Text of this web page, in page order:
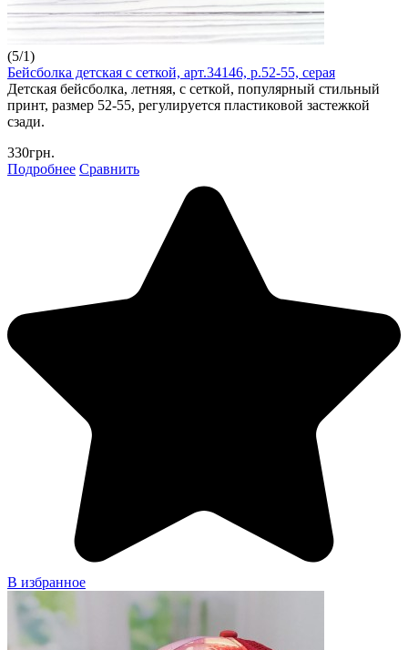
(5/1)
Бейсболка детская с сеткой, арт.34146, р.52-55, серая
Детская бейсболка, летняя, с сеткой, популярный стильный
принт, размер 52-55, регулируется пластиковой застежкой
сзади.
330грн.
Подробнее Сравнить
В избранное